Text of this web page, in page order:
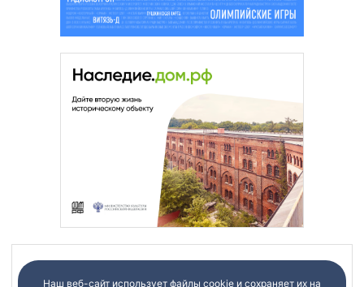
Наш веб-сайт использует файлы cookie и сохраняет их на